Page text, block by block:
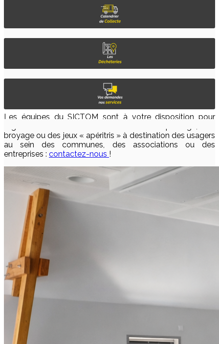
Les équipes du SICTOM sont à votre disposition pour
broyage ou des jeux « apéritris » à destination des usagers
au sein des communes, des associations ou des
entreprises : contactez-nous !